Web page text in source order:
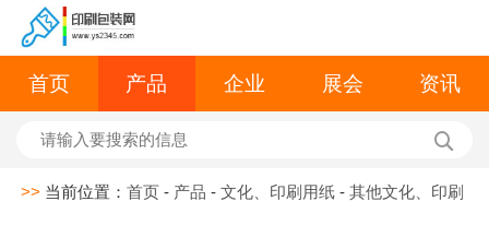
首页 产品 企业 展会 资讯
>> 当前位置：首页 - 产品 -文化、印刷用纸 -其他文化、印刷